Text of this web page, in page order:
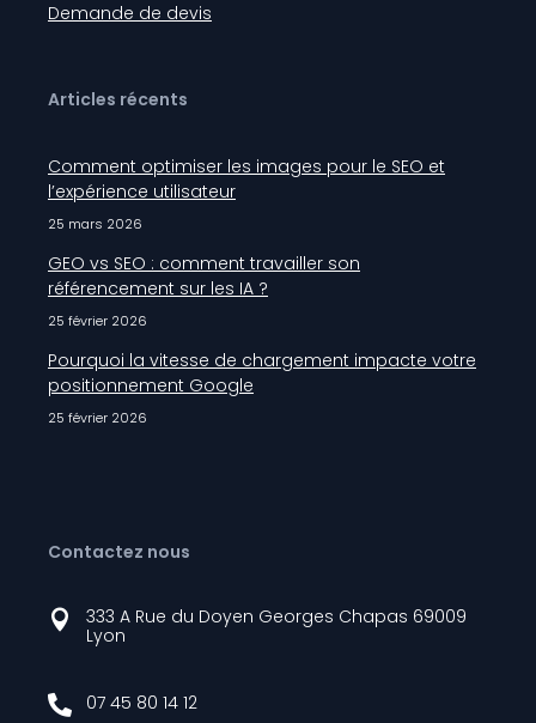
Demande de devis
Articles récents
Comment optimiser les images pour le SEO et
l’expérience utilisateur
25 mars 2026
GEO vs SEO : comment travailler son
référencement sur les IA ?
25 février 2026
Pourquoi la vitesse de chargement impacte votre
positionnement Google
25 février 2026
Contactez nous

333 A Rue du Doyen Georges Chapas 69009
Lyon
 07 45 80 14 12